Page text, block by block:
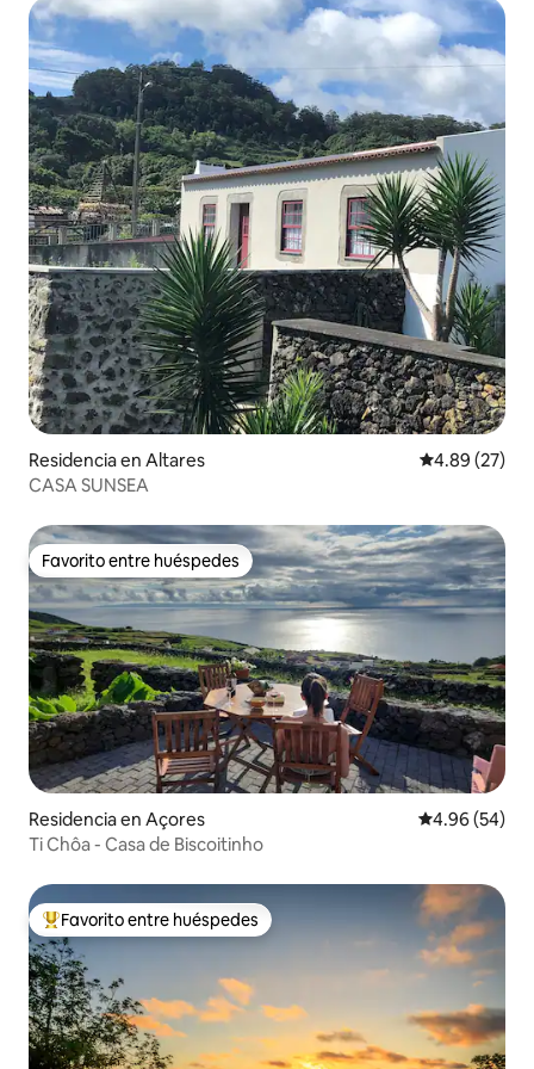
Residencia en Altares Calificación
4.89 (27)
CASA SUNSEA
Favorito entre huéspedes
Favorito entre huéspedes
Residencia en Açores Calificación
4.96 (54)
Ti Chôa - Casa de Biscoitinho
De los mejores en Favorito entre huéspedes
Favorito entre huéspedes